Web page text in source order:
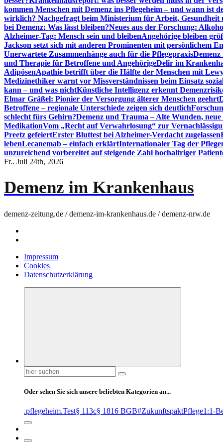
kommen Menschen mit Demenz ins Pflegeheim – und wann ist
wirklich? Nachgefragt beim Ministerium für Arbeit, Gesundheit
bei Demenz: Was lässt bleiben?Neues aus der Forschung:
Alzheimer-Tag: Mensch sein und bleibenAngehörige bleiben
Jackson setzt sich mit anderen Prominenten mit persönlichem
Unerwartete Zusammenhänge auch für die Pflegepraxis
und Therapie für Betroffene und AngehörigeDelir im
AdipösenApathie betrifft über die Hälfte der Menschen mit
Medizinethiker warnt vor Missverständnissen beim Einsatz
kann – und was nichtKünstliche Intelligenz erkennt
Elmar Gräßel: Pionier der Versorgung älterer Menschen geehrt
Betroffene – regionale Unterschiede zeigen sich deutlich
schlecht fürs Gehirn?Demenz und Trauma – Alte Wunden,
MedikationVom „Recht auf Verwahrlosung“ zur
Preetz gefeiertErster Bluttest bei Alzheimer-Verdacht zugelassen
lebenLecanemab – einfach erklärtInternationaler Tag der
unzureichend vorbereitet auf steigende Zahl hochaltriger
Fr.. Juli 24th, 2026
Demenz im Krankenhaus
demenz-zeitung.de / demenz-im-krankenhaus.de / demenz-nrw.de
Impressum
Cookies
Datenschutzerklärung
Suchen
nach:
Oder sehen Sie sich unsere beliebten Kategorien an...
.pflegeheim.Test§ 113c§ 1816 BGB#ZukunftspaktPflege1:1-